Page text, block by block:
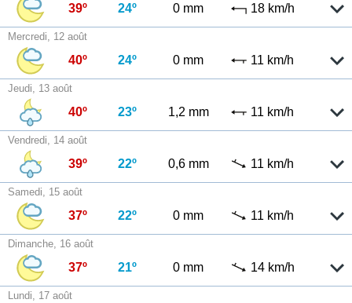
39º 24º 0 mm 18 km/h
Mercredi, 12 août
40º 24º 0 mm 11 km/h
Jeudi, 13 août
40º 23º 1,2 mm 11 km/h
Vendredi, 14 août
39º 22º 0,6 mm 11 km/h
Samedi, 15 août
37º 22º 0 mm 11 km/h
Dimanche, 16 août
37º 21º 0 mm 14 km/h
Lundi, 17 août